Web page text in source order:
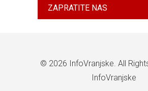
ZAPRATITE NAS
© 2026 InfoVranjske. All
InfoVranjske